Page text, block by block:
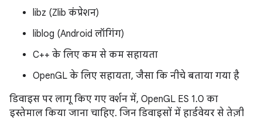
libz (Zlib कंप्रेशन)
liblog (Android लॉगिंग)
C++ के लिए कम से कम सहायता
OpenGL के लिए सहायता, जैसा कि नीचे बताया गया है
डिवाइस पर लागू किए गए वर्शन में, OpenGL ES 1.0 का
इस्तेमाल किया जाना चाहिए. जिन डिवाइसों में हार्डवेयर से तेज़ी